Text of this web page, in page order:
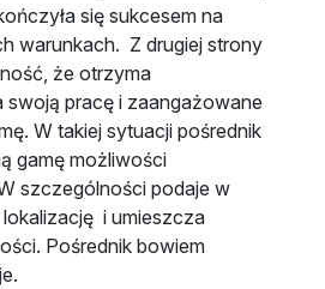
się sukcesem na
warunkach. Z drugiej strony
że otrzyma
pracę i zaangażowane
W takiej sytuacji pośrednik
gamę możliwości
szczególności podaje w
lokalizację i umieszcza
Pośrednik bowiem